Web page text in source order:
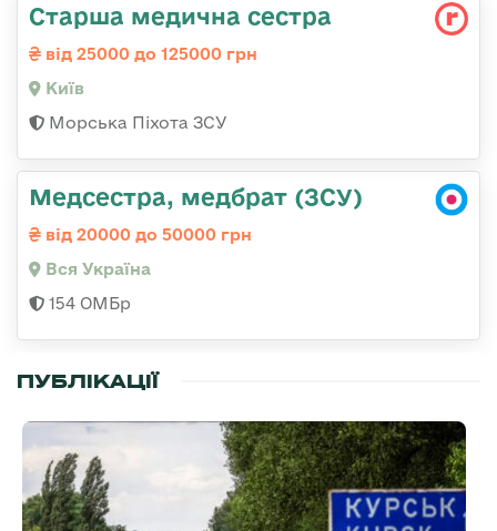
Старша медична сестра
від 25000 до 125000 грн
Київ
Морська Піхота ЗСУ
Медсестра, медбрат (ЗСУ)
від 20000 до 50000 грн
Вся Україна
154 ОМБр
ПУБЛІКАЦІЇ